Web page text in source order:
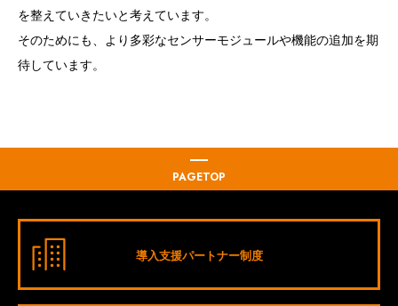
を整えていきたいと考えています。
そのためにも、より多彩なセンサーモジュールや機能の追加を期
待しています。
PAGETOP
導入支援パートナー制度